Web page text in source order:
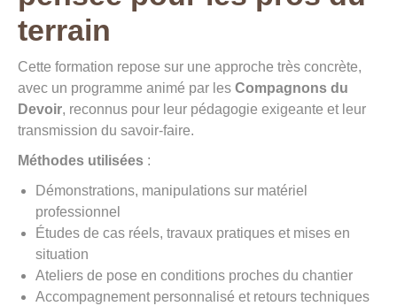
terrain
Cette formation repose sur une approche très concrète,
avec un programme animé par les Compagnons du
Devoir, reconnus pour leur pédagogie exigeante et leur
transmission du savoir-faire.
Méthodes utilisées :
Démonstrations, manipulations sur matériel
professionnel
Études de cas réels, travaux pratiques et mises en
situation
Ateliers de pose en conditions proches du chantier
Accompagnement personnalisé et retours techniques